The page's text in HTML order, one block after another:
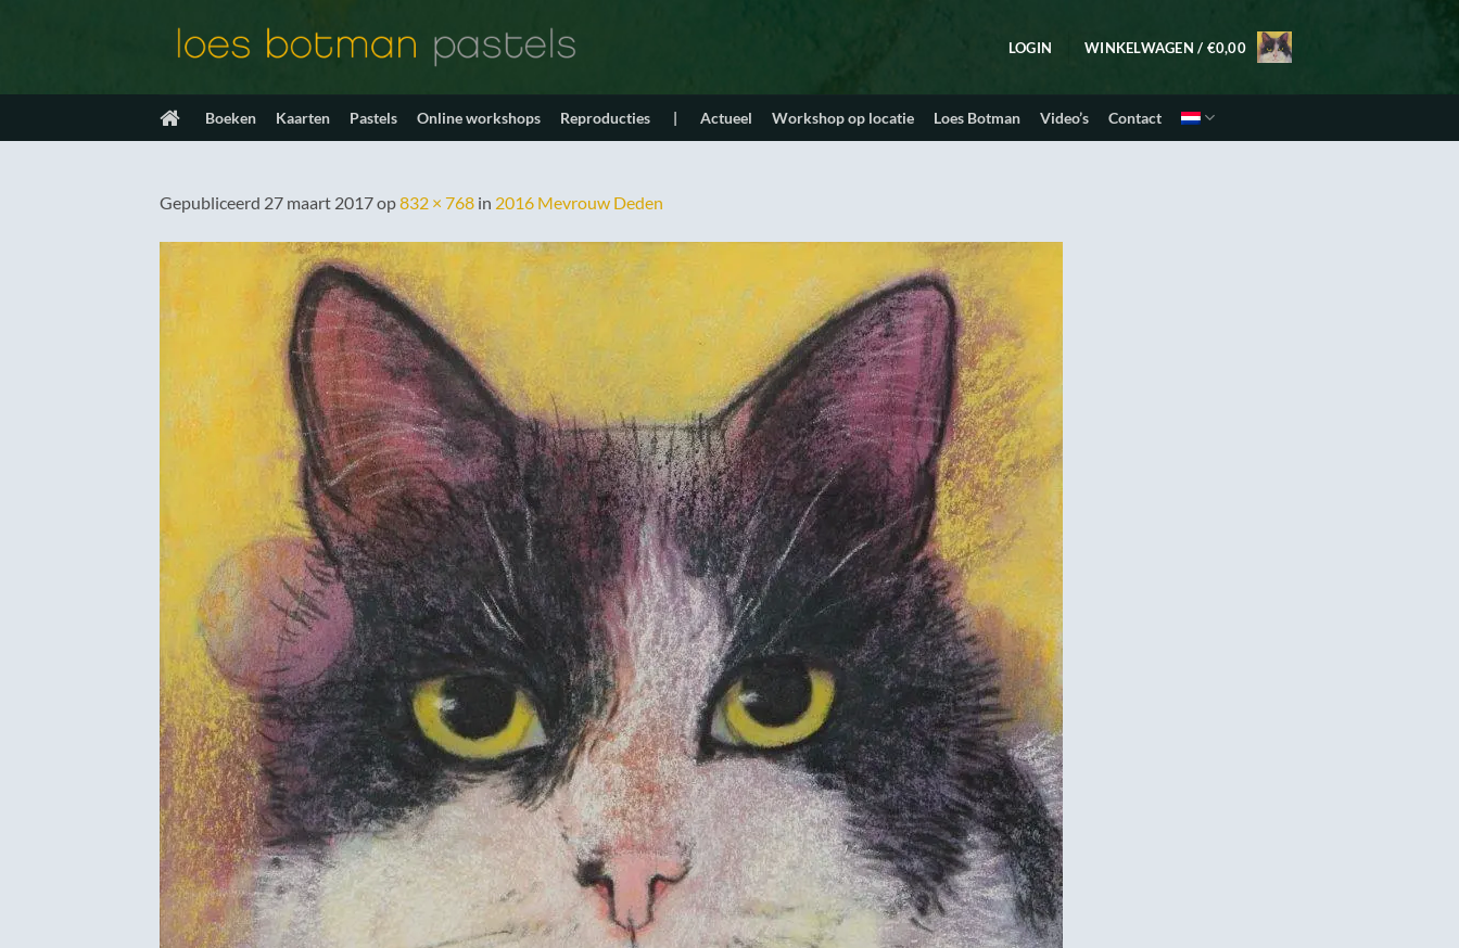
LOGIN WINKELWAGEN / €0,00
Boeken Kaarten Pastels Online workshops Reproducties | Actueel Workshop op locatie Loes Botman Video’s Contact
Gepubliceerd 27 maart 2017op832 × 768 in 2016 Mevrouw Deden